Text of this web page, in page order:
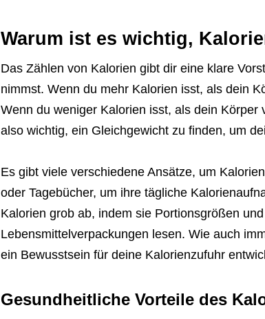
Warum ist es wichtig,
Das Zählen von Kalorien gibt dir eine klare
nimmst. Wenn du mehr Kalorien isst, als dein
Wenn du weniger Kalorien isst, als dein
also wichtig, ein Gleichgewicht zu finden, um
Es gibt viele verschiedene Ansätze, um
oder Tagebücher, um ihre tägliche
Kalorien grob ab, indem sie Portionsgrößen
Lebensmittelverpackungen lesen. Wie auch
ein Bewusstsein für deine Kalorienzufuhr
Gesundheitliche Vorteile des